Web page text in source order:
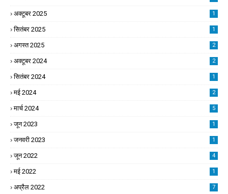
अक्टूबर 2025 1
सितंबर 2025 1
अगस्त 2025 2
अक्टूबर 2024 2
सितंबर 2024 1
मई 2024 2
मार्च 2024 5
जून 2023 1
जनवरी 2023 1
जून 2022 4
मई 2022 1
अप्रैल 2022 7